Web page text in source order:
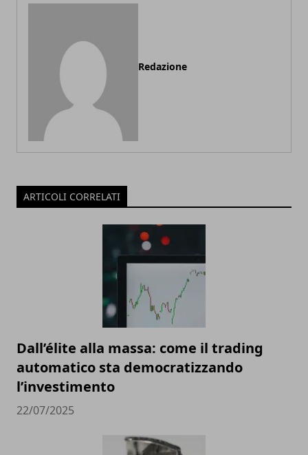
Redazione
ARTICOLI CORRELATI
Dall’élite alla massa: come il trading
automatico sta democratizzando
l’investimento
22/07/2025